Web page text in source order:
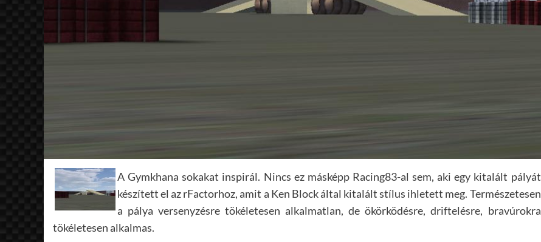
A Gymkhana sokakat inspirál. Nincs ez másképp Racing83-al sem, aki egy kitalált pályát
készített el az rFactorhoz, amit a Ken Block által kitalált stílus ihletett meg. Természetesen
a pálya versenyzésre tökéletesen alkalmatlan, de ökörködésre, driftelésre, bravúrokra
tökéletesen alkalmas.